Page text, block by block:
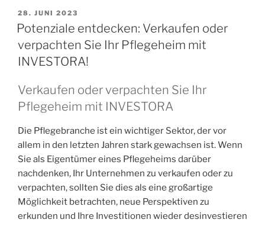
VERÖFFENTLICHT
AM
28. JUNI 2023
Potenziale entdecken: Verkaufen oder
verpachten Sie Ihr Pflegeheim mit
INVESTORA!
Verkaufen oder verpachten Sie Ihr
Pflegeheim mit INVESTORA
Die Pflegebranche ist ein wichtiger Sektor, der vor
allem in den letzten Jahren stark gewachsen ist. Wenn
Sie als Eigentümer eines Pflegeheims darüber
nachdenken, Ihr Unternehmen zu verkaufen oder zu
verpachten, sollten Sie dies als eine großartige
Möglichkeit betrachten, neue Perspektiven zu
erkunden und Ihre Investitionen wieder desinvestieren